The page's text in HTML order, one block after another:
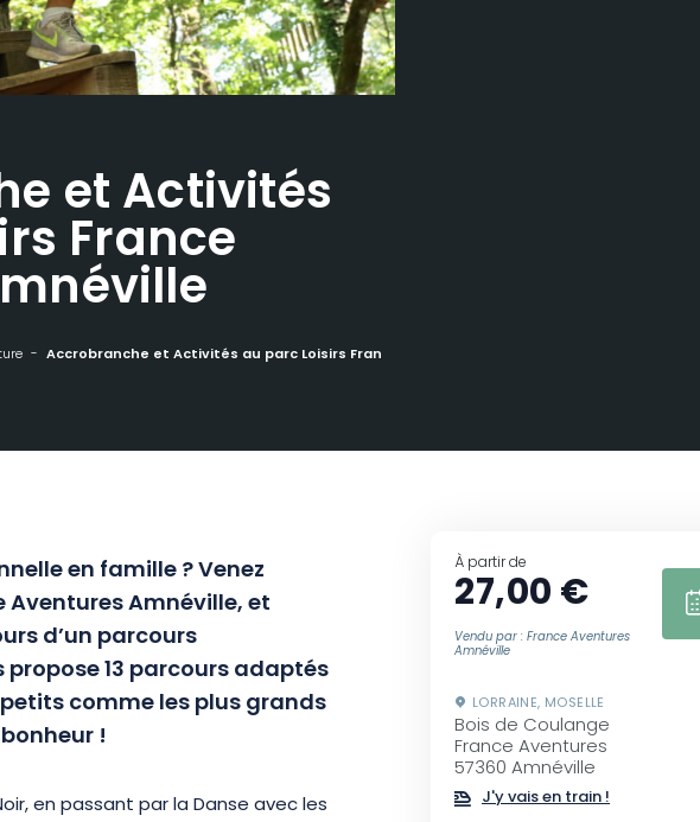
et Activités
France
Accrobranche et Activités au parc Loisirs France Aventures Amnéville
en famille ? Venez
Aventures Amnéville, et
d’un parcours
13 parcours adaptés
comme les plus grands
!
en passant par la Danse avec les
À partir de
27,00 €
Vendu par : France Aventures
Amnéville
LORRAINE, MOSELLE
Bois de Coulange
France Aventures
57360 Amnéville
J'y vais en train !